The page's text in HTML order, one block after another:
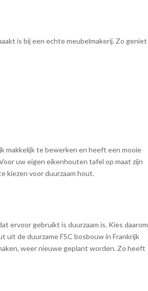
is bij een echte meubelmakerij. Zo geniet
makkelijk te bewerken en heeft een mooie
uw eigen eikenhouten tafel op maat zijn
kiezen voor duurzaam hout.
ervoor gebruikt is duurzaam is. Kies daarom
uit de duurzame FSC bosbouw in Frankrijk
weer nieuwe geplant worden. Zo heeft